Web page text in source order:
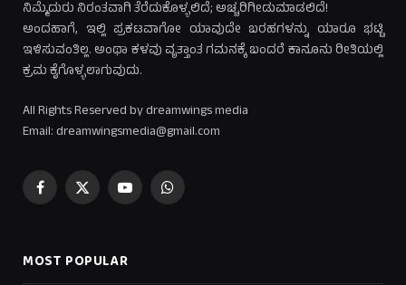
ನಿಮ್ಮೆದುರು ನಿರಂತವಾಗಿ ತೆರೆದುಕೊಳ್ಳಲಿದೆ; ಅಚ್ಚರಿಗೀಡುಮಾಡಲಿದೆ!
ಅಂದಹಾಗೆ, ಇಲ್ಲಿ ಪ್ರಕಟವಾಗೋ ಯಾವುದೇ ಬರಹಗಳನ್ನು ಯಾರೂ ಭಟ್ಟಿ
ಇಳಿಸುವಂತಿಲ್ಲ. ಅಂಥಾ ಕಳವು ವೃತ್ತಾಂತ ಗಮನಕ್ಕೆ ಬಂದರೆ ಕಾನೂನು ರೀತಿಯಲ್ಲಿ
ಕ್ರಮ ಕೈಗೊಳ್ಳಲಾಗುವುದು.
All Rights Reserved by dreamwings media
Email: dreamwingsmedia@gmail.com
Facebook
X
YouTubeWhatsApp
MOST POPULAR